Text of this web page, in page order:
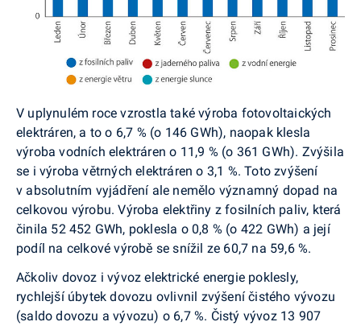
V uplynulém roce vzrostla také výroba fotovoltaických
elektráren, a to o 6,7 % (o 146 GWh), naopak klesla
výroba vodních elektráren o 11,9 % (o 361 GWh). Zvýšila
se i výroba větrných elektráren o 3,1 %. Toto zvýšení
v absolutním vyjádření ale nemělo významný dopad na
celkovou výrobu. Výroba elektřiny z fosilních paliv, která
činila 52 452 GWh, poklesla o 0,8 % (o 422 GWh) a její
podíl na celkové výrobě se snížil ze 60,7 na 59,6 %.
Ačkoliv dovoz i vývoz elektrické energie poklesly,
rychlejší úbytek dovozu ovlivnil zvýšení čistého vývozu
(saldo dovozu a vývozu) o 6,7 %. Čistý vývoz 13 907